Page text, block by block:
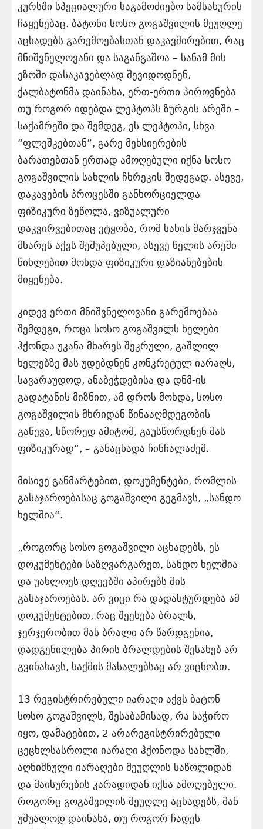
კურსში სპეციალური საგამოძიებო სამსახურის
ჩაყენებაც. ბატონი სოსო გოგაშვილის მეუღლე
აცხადებს გარემოებასთან დაკავშირებით, რაც
მნიშვნელოვანი და საგანგაშოა – სანამ მის
ეზოში დასაკავებლად შევიდოდნენ,
ქალბატონმა დაინახა, ერთ-ერთი პიროვნება
თუ როგორ იდებდა ლეპტოპს ზურგის არეში –
საქამრეში და შემდეგ, ეს ლეპტოპი, სხვა
“ფლეშკებთან”, გარე მეხსიერების
ბარათებთან ერთად ამოღებული იქნა სოსო
გოგაშვილის სახლის ჩხრეკის შედეგად. ასევე,
დაკავების პროცესში განხორციელდა
ფიზიკური ზეწოლა, ვიზუალური
დაკვირვებითაც ეტყობა, რომ სახის მარჯვენა
მხარეს აქვს შეშუპებული, ასევე წელის არეში
წიხლებით მოხდა ფიზიკური დაზიანებების
მიყენება.
კიდევ ერთი მნიშვნელოვანი გარემოებაა
შემდეგი, როცა სოსო გოგაშვილს ხელები
ჰქონდა უკანა მხარეს შეკრული, გაშლილ
ხელებზე მას უდებდნენ კონკრეტულ იარაღს,
სავარაუდოდ, ანაბეჭდებისა და დნმ-ის
გადატანის მიზნით, ამ დროს მოხდა, სოსო
გოგაშვილის მხრიდან წინააღმდეგობის
გაწევა, სწორედ ამიტომ, გაუსწორდნენ მას
ფიზიკურად“, – განაცხადა ჩინჩალაძემ.
მისივე განმარტებით, დოკუმენტები, რომლის
გასაჯაროებასაც გოგაშვილი გეგმავს, „სანდო
ხელშია“.
„როგორც სოსო გოგაშვილი აცხადებს, ეს
დოკუმენტები საზღვარგარეთ, სანდო ხელშია
და უახლოეს დღეებში აპირებს მის
გასაჯაროებას. არ ვიცი რა დადასტურდება ამ
დოკუმენტებით, რაც შეეხება ბრალს,
ჯერჯერობით მას ბრალი არ წარდგენია,
დადგენილება პირის ბრალდების შესახებ არ
გვინახავს, საქმის მასალებსაც არ ვიცნობთ.
13 რეგისტრირებული იარაღი აქვს ბატონ
სოსო გოგაშვილს, შესაბამისად, რა საჭირო
იყო, დამატებით, 2 არარეგისტრირებული
ცეცხლსასროლი იარაღი ჰქონოდა სახლში,
აღნიშნული იარაღები მეუღლის საწოლიდან
და მაისურების კარადიდან იქნა ამოღებული.
როგორც გოგაშვილის მეუღლე აცხადებს, მან
უშუალოდ დაინახა, თუ როგორ ჩადეს